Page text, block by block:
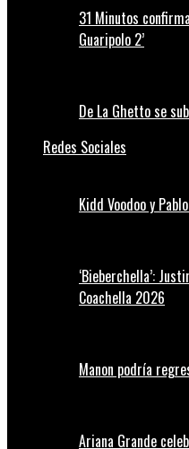
31 Minutos
Guaripolo 2’
De La Ghetto se
Redes Sociales
Kidd Voodoo y
‘Bieberchella’:
Coachella 2026
Manon podría
Ariana Grande